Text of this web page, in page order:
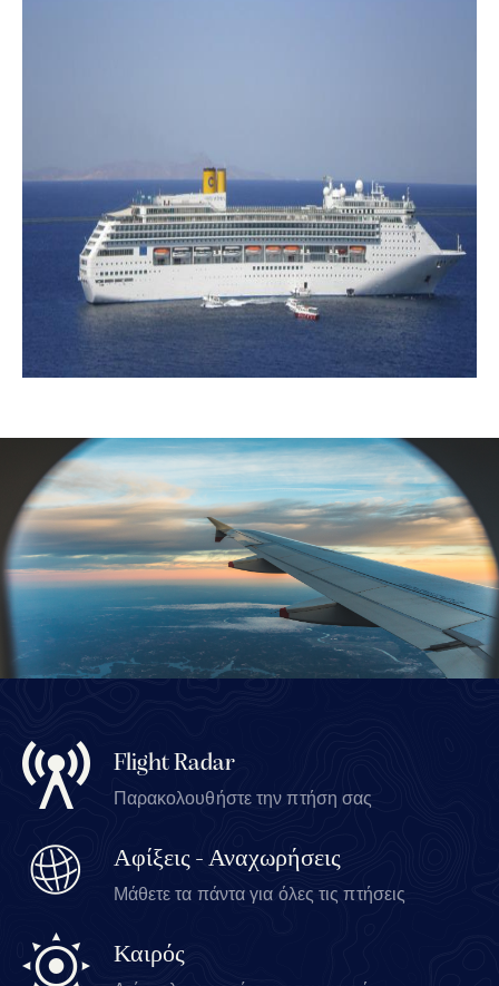
Flight Radar
Παρακολουθήστε την πτήση σας
Αφίξεις - Αναχωρήσεις
Μάθετε τα πάντα για όλες τις πτήσεις
Καιρός